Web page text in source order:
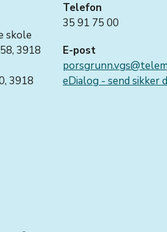
skole
3918
3918
Telefon
35 91 75 00
E-post
eDialog - send sikker